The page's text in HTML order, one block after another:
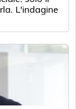
L'indagine